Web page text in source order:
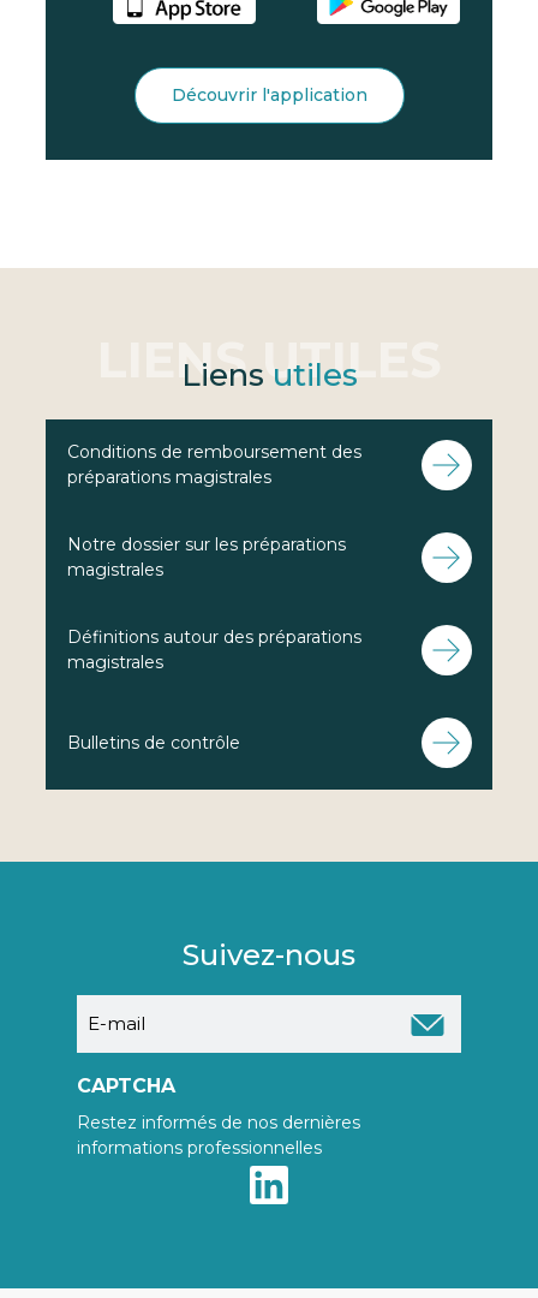
Découvrir l'application
Liens utiles
Conditions de remboursement des
préparations magistrales
Notre dossier sur les préparations
magistrales
Définitions autour des préparations
magistrales
Bulletins de contrôle
Suivez-nous
mail
CAPTCHA
Restez informés de nos dernières
informations professionnelles